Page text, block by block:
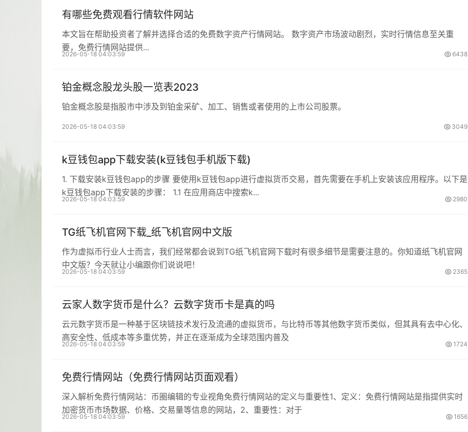
有哪些免费观看行情软件网站
本文旨在帮助投资者了解并选择合适的免费数字资产行情网站。 数字资产市场波动剧烈，实时行情信息至关重
要，免费行情网站提供...
2026-05-18 04:03:59 6438
铂金概念股龙头股一览表2023
铂金概念股是指股市中涉及到铂金采矿、加工、销售或者使用的上市公司股票。
2026-05-18 04:03:59 3049
k豆钱包app下载安装(k豆钱包手机版下载)
1. 下载安装k豆钱包app的步骤 要使用k豆钱包app进行虚拟货币交易，首先需要在手机上安装该应用程序。以下是
k豆钱包app下载安装的步骤： 1.1 在应用商店中搜索k...
2026-05-18 04:03:59 2980
TG纸飞机官网下载_纸飞机官网中文版
作为虚拟币行业人士而言，我们经常都会说到TG纸飞机官网下载时有很多细节是需要注意的。你知道纸飞机官网
中文版？今天就让小编跟你们说说吧！
2026-05-18 04:03:59 2365
云家人数字货币是什么？云数字货币卡是真的吗
云元数字货币是一种基于区块链技术发行及流通的虚拟货币，与比特币等其他数字货币类似，但其具有去中心化、
高安全性、低成本等多重优势，并正在逐渐成为全球范围内普及
2026-05-18 04:03:59 1724
免费行情网站（免费行情网站页面观看）
深入解析免费行情网站：币圈编辑的专业视角免费行情网站的定义与重要性1、定义：免费行情网站是指提供实时
加密货币市场数据、价格、交易量等信息的网站，2、重要性：对于
2026-05-18 04:03:59 1656